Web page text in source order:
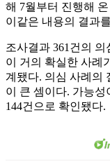
해 7월부터 진행해
이같은 내용의 결과
조사결과 361건의
이 거의 확실한 사례
계됐다. 의심 사례의
이 큰 셈이다. 가능성
144건으로 확인됐다.